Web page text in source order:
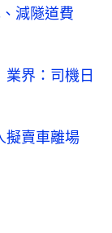
減隧道費
界：司機日
擬賣車離場